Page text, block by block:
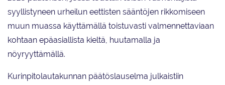
syyllistyneen urheilun eettisten sääntöjen rikkomiseen
muun muassa käyttämällä toistuvasti valmennettaviaan
kohtaan epäasiallista kieltä, huutamalla ja
nöyryyttämällä.
Kurinpitolautakunnan päätöslauselma julkaistiin